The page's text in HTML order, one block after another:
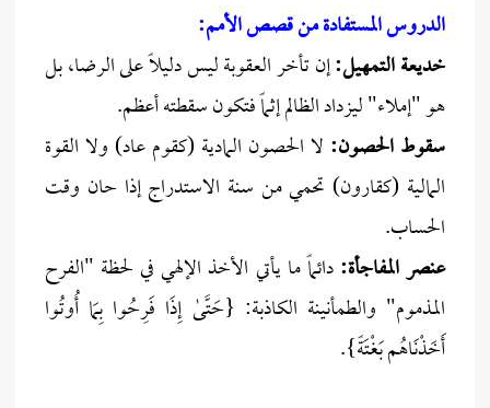
الدروس المستفادة من قصص الأمم:
خديعة التمهيل:إن تأخر العقوبة ليس دليلاً على الرضا، بل
هو "إملاء" ليزداد الظالم إثماً فتكون سقطته أعظم.
سقوط الحصون: لا الحصون المادية (كقوم عاد) ولا القوة
المالية (كقارون) تحمي من سنة الاستدراج إذا حان وقت
الحساب.
عنصر المفاجأة:دائماً ما يأتي الأخذ الإلهي في لحظة "الفرح
المذموم" والطمأنينة الكاذبة: {حَتَّىٰ إِذَا فَرِحُوا بِمَا أُوتُوا
أَخَذْنَاهُم بَغْتَةً}.